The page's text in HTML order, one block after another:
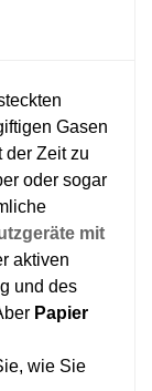
Gasen
der Zeit zu
oder sogar
mit
aktiven
und des
Papier
wie Sie